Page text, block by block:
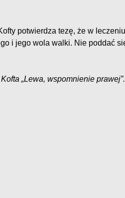
potwierdza tezę, że w
i jego wola walki. Nie poddać
„Lewa, wspomnienie